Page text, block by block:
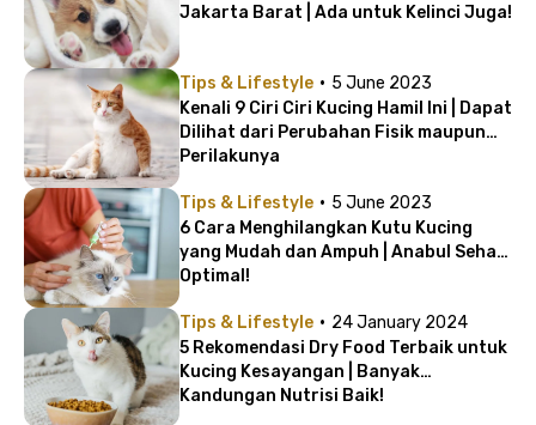
Jakarta Barat | Ada untuk Kelinci Juga!
Tips & Lifestyle · 5 June 2023
Kenali 9 Ciri Ciri Kucing Hamil Ini | Dapat
Dilihat dari Perubahan Fisik maupun
Perilakunya
Tips & Lifestyle · 5 June 2023
6 Cara Menghilangkan Kutu Kucing
yang Mudah dan Ampuh | Anabul Sehat
Optimal!
Tips & Lifestyle · 24 January 2024
5 Rekomendasi Dry Food Terbaik untuk
Kucing Kesayangan | Banyak
Kandungan Nutrisi Baik!